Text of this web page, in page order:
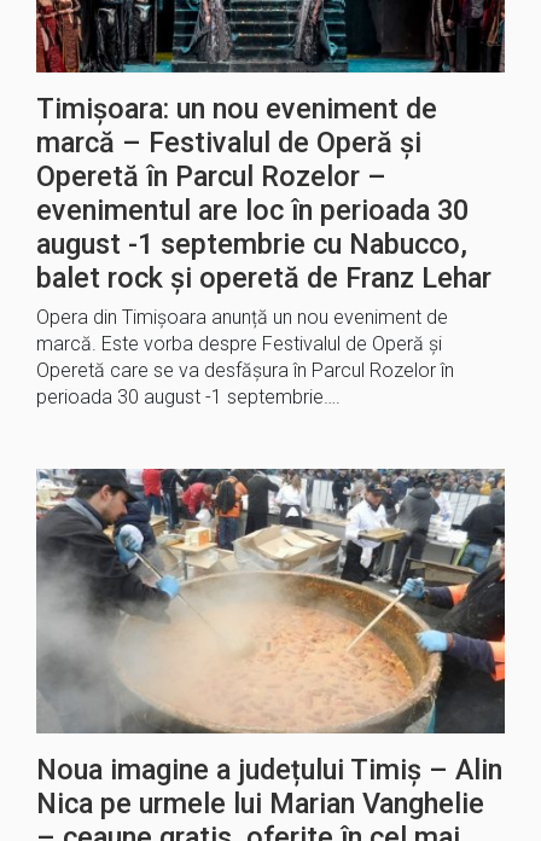
Timișoara: un nou eveniment de
marcă – Festivalul de Operă și
Operetă în Parcul Rozelor –
evenimentul are loc în perioada 30
august -1 septembrie cu Nabucco,
balet rock și operetă de Franz Lehar
Opera din Timișoara anunță un nou eveniment de
marcă. Este vorba despre Festivalul de Operă și
Operetă care se va desfășura în Parcul Rozelor în
perioada 30 august -1 septembrie….
Noua imagine a județului Timiș – Alin
Nica pe urmele lui Marian Vanghelie